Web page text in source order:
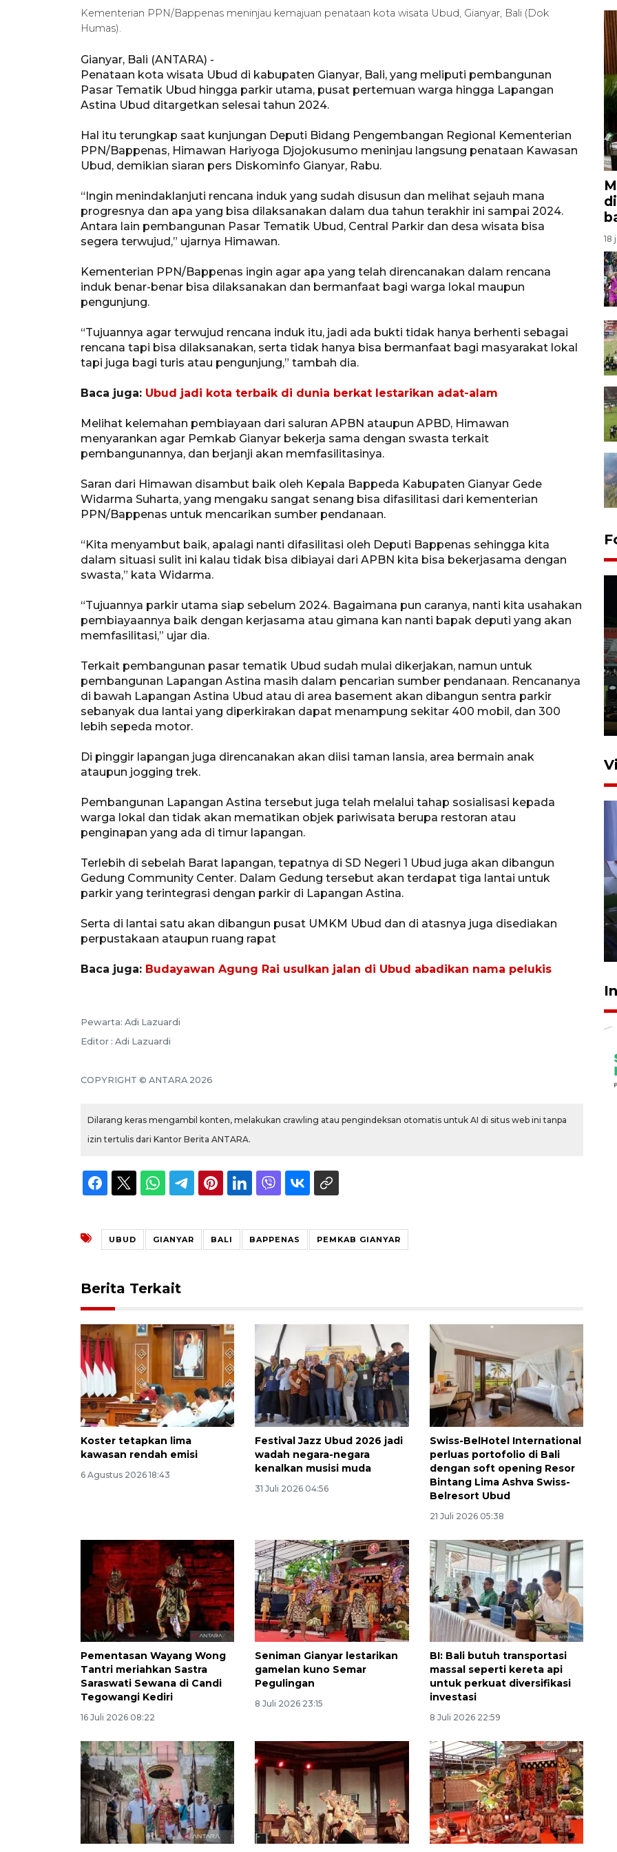
Kementerian PPN/Bappenas meninjau kemajuan penataan kota wisata Ubud, Gianyar, Bali (Dok
Humas).
Gianyar, Bali (ANTARA) -
Penataan kota wisata Ubud di kabupaten Gianyar, Bali, yang meliputi pembangunan
Pasar Tematik Ubud hingga parkir utama, pusat pertemuan warga hingga Lapangan
Astina Ubud ditargetkan selesai tahun 2024.
Hal itu terungkap saat kunjungan Deputi Bidang Pengembangan Regional Kementerian
PPN/Bappenas, Himawan Hariyoga Djojokusumo meninjau langsung penataan Kawasan
Ubud, demikian siaran pers Diskominfo Gianyar, Rabu.
“Ingin menindaklanjuti rencana induk yang sudah disusun dan melihat sejauh mana
progresnya dan apa yang bisa dilaksanakan dalam dua tahun terakhir ini sampai 2024.
Antara lain pembangunan Pasar Tematik Ubud, Central Parkir dan desa wisata bisa
segera terwujud,” ujarnya Himawan.
Kementerian PPN/Bappenas ingin agar apa yang telah direncanakan dalam rencana
induk benar-benar bisa dilaksanakan dan bermanfaat bagi warga lokal maupun
pengunjung.
“Tujuannya agar terwujud rencana induk itu, jadi ada bukti tidak hanya berhenti sebagai
rencana tapi bisa dilaksanakan, serta tidak hanya bisa bermanfaat bagi masyarakat lokal
tapi juga bagi turis atau pengunjung,” tambah dia.
Baca juga: Ubud jadi kota terbaik di dunia berkat lestarikan adat-alam
Melihat kelemahan pembiayaan dari saluran APBN ataupun APBD, Himawan
menyarankan agar Pemkab Gianyar bekerja sama dengan swasta terkait
pembangunannya, dan berjanji akan memfasilitasinya.
Saran dari Himawan disambut baik oleh Kepala Bappeda Kabupaten Gianyar Gede
Widarma Suharta, yang mengaku sangat senang bisa difasilitasi dari kementerian
PPN/Bappenas untuk mencarikan sumber pendanaan.
“Kita menyambut baik, apalagi nanti difasilitasi oleh Deputi Bappenas sehingga kita
dalam situasi sulit ini kalau tidak bisa dibiayai dari APBN kita bisa bekerjasama dengan
swasta,” kata Widarma.
“Tujuannya parkir utama siap sebelum 2024. Bagaimana pun caranya, nanti kita usahakan
pembiayaannya baik dengan kerjasama atau gimana kan nanti bapak deputi yang akan
memfasilitasi,” ujar dia.
Terkait pembangunan pasar tematik Ubud sudah mulai dikerjakan, namun untuk
pembangunan Lapangan Astina masih dalam pencarian sumber pendanaan. Rencananya
di bawah Lapangan Astina Ubud atau di area basement akan dibangun sentra parkir
sebanyak dua lantai yang diperkirakan dapat menampung sekitar 400 mobil, dan 300
lebih sepeda motor.
Di pinggir lapangan juga direncanakan akan diisi taman lansia, area bermain anak
ataupun jogging trek.
Pembangunan Lapangan Astina tersebut juga telah melalui tahap sosialisasi kepada
warga lokal dan tidak akan mematikan objek pariwisata berupa restoran atau
penginapan yang ada di timur lapangan.
Terlebih di sebelah Barat lapangan, tepatnya di SD Negeri 1 Ubud juga akan dibangun
Gedung Community Center. Dalam Gedung tersebut akan terdapat tiga lantai untuk
parkir yang terintegrasi dengan parkir di Lapangan Astina.
Serta di lantai satu akan dibangun pusat UMKM Ubud dan di atasnya juga disediakan
perpustakaan ataupun ruang rapat
Baca juga: Budayawan Agung Rai usulkan jalan di Ubud abadikan nama pelukis
Pewarta: Adi Lazuardi
Editor : Adi Lazuardi
COPYRIGHT © ANTARA 2026
Dilarang keras mengambil konten, melakukan crawling atau pengindeksan otomatis untuk AI di situs web ini tanpa
izin tertulis dari Kantor Berita ANTARA.
UBUD GIANYAR BALI BAPPENAS PEMKAB GIANYAR
Berita Terkait
Koster tetapkan lima
kawasan rendah emisi
6 Agustus 2026 18:43
Festival Jazz Ubud 2026 jadi
wadah negara-negara
kenalkan musisi muda
31 Juli 2026 04:56
Swiss-BelHotel International
perluas portofolio di Bali
dengan soft opening Resor
Bintang Lima Ashva Swiss-
Belresort Ubud
21 Juli 2026 05:38
Pementasan Wayang Wong
Tantri meriahkan Sastra
Saraswati Sewana di Candi
Tegowangi Kediri
16 Juli 2026 08:22
Seniman Gianyar lestarikan
gamelan kuno Semar
Pegulingan
8 Juli 2026 23:15
BI: Bali butuh transportasi
massal seperti kereta api
untuk perkuat diversifikasi
investasi
8 Juli 2026 22:59
18
kemampuan tempur Perisai
Trisila Nusantara dalam
latihan di Kepri
5 Agustus 2026 16:28
Polisi tetapkan lima tersangka
Tabanan
132 ribu keluarga graduasi dari
kemiskinan
2026-08-07 06:45:00